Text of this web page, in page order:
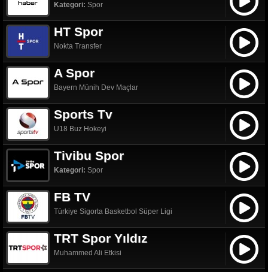
Kategori: Spor
HT Spor
Nokta Transfer
A Spor
Bayern Münih Dev Maçlar
Sports Tv
U18 Buz Hokeyi
Tivibu Spor
Kategori: Spor
FB TV
Türkiye Sigorta Basketbol Süper Ligi
TRT Spor Yıldız
Muhammed Ali Etkisi